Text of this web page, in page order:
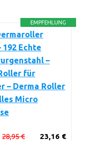
EMPFEHLUNG
192 Echte
–
für
– Derma Roller
Micro
23,16 €
28,95 €